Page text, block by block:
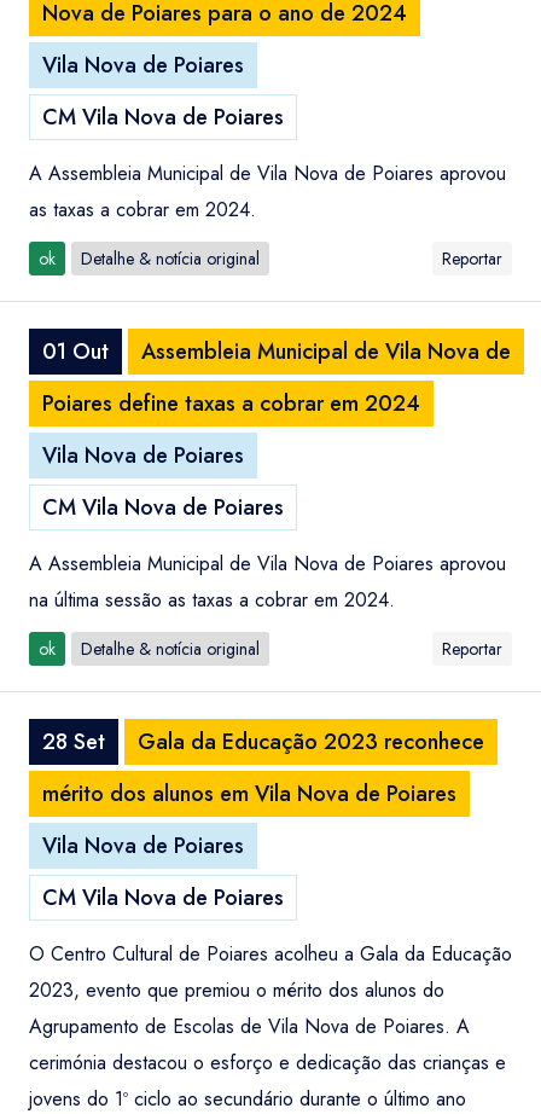
Nova de Poiares para o ano de 2024
Vila Nova de Poiares
CM Vila Nova de Poiares
A Assembleia Municipal de Vila Nova de Poiares aprovou
as taxas a cobrar em 2024.
ok Detalhe & notícia original Reportar
01 Out
Assembleia Municipal de Vila Nova de
Poiares define taxas a cobrar em 2024
Vila Nova de Poiares
CM Vila Nova de Poiares
A Assembleia Municipal de Vila Nova de Poiares aprovou
na última sessão as taxas a cobrar em 2024.
ok Detalhe & notícia original Reportar
28 Set
Gala da Educação 2023 reconhece
mérito dos alunos em Vila Nova de Poiares
Vila Nova de Poiares
CM Vila Nova de Poiares
O Centro Cultural de Poiares acolheu a Gala da Educação
2023, evento que premiou o mérito dos alunos do
Agrupamento de Escolas de Vila Nova de Poiares. A
cerimónia destacou o esforço e dedicação das crianças e
jovens do 1º ciclo ao secundário durante o último ano